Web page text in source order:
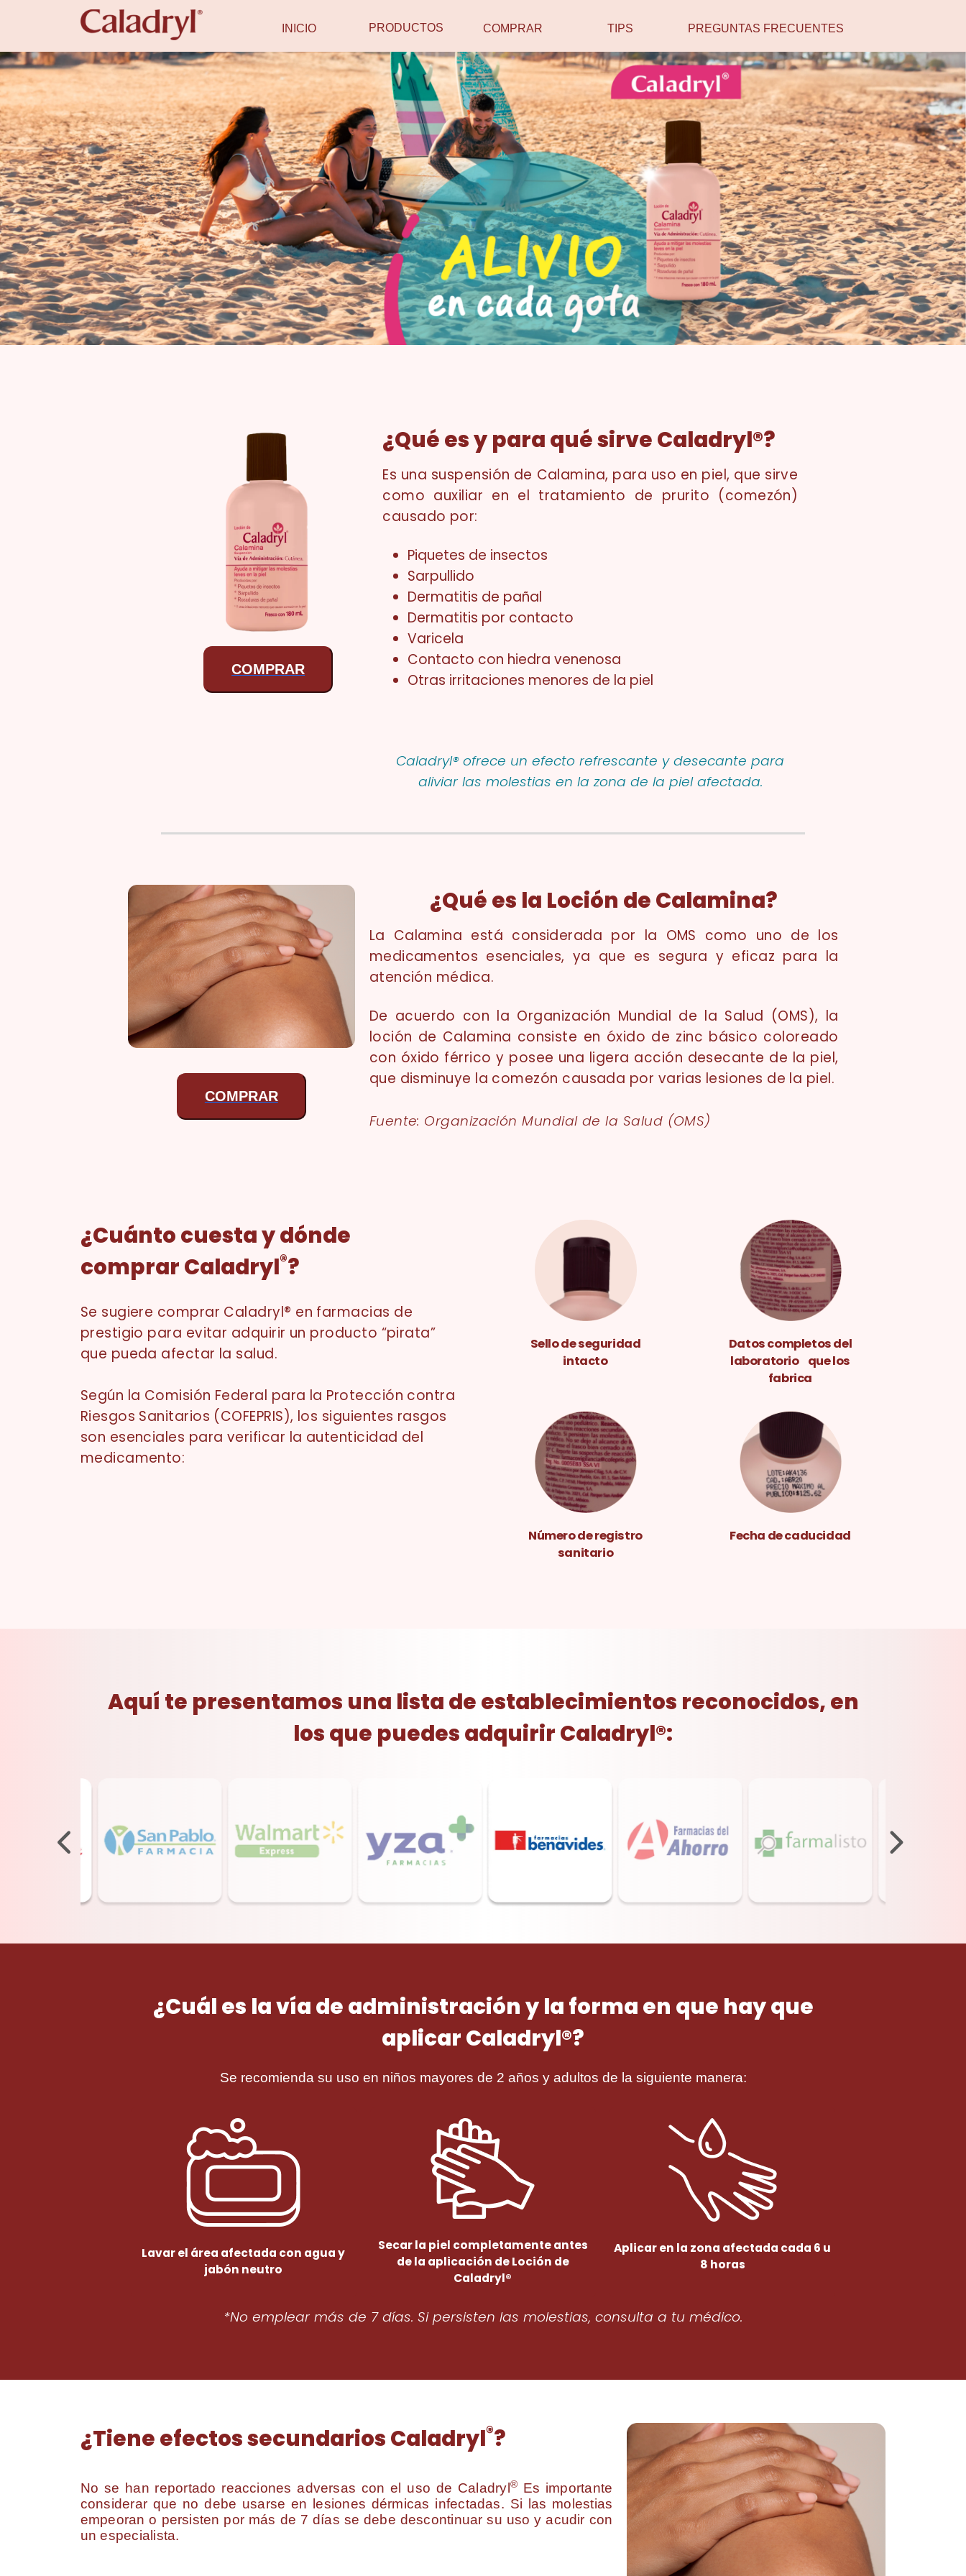
INICIO PRODUCTOS COMPRAR TIPS PREGUNTAS FRECUENTES
COMPRAR
¿Qué es y para qué sirve Caladryl®?
Es una suspensión de Calamina, para uso en piel, que sirve
como auxiliar en el tratamiento de prurito (comezón)
causado por:
Piquetes de insectos
Sarpullido
Dermatitis de pañal
Dermatitis por contacto
Varicela
Contacto con hiedra venenosa
Otras irritaciones menores de la piel
Caladryl® ofrece un efecto refrescante y desecante para
aliviar las molestias en la zona de la piel afectada.
COMPRAR
¿Qué es la Loción de Calamina?
La Calamina está considerada por la OMS como uno de los
medicamentos esenciales, ya que es segura y eficaz para la
atención médica.
De acuerdo con la Organización Mundial de la Salud (OMS), la
loción de Calamina consiste en óxido de zinc básico coloreado
con óxido férrico y posee una ligera acción desecante de la piel,
que disminuye la comezón causada por varias lesiones de la piel.
Fuente: Organización Mundial de la Salud (OMS)
¿Cuánto cuesta y dónde
comprar Caladryl®?
Se sugiere comprar Caladryl® en farmacias de
prestigio para evitar adquirir un producto “pirata”
que pueda afectar la salud.
Según la Comisión Federal para la Protección contra
Riesgos Sanitarios (COFEPRIS), los siguientes rasgos
son esenciales para verificar la autenticidad del
medicamento:
Sello de seguridad
intacto
Datos completos del
laboratorio que los
fabrica
Número de registro
sanitario
Fecha de caducidad
Aquí te presentamos una lista de establecimientos reconocidos, en
los que puedes adquirir Caladryl®:
¿Cuál es la vía de administración y la forma en que hay que
aplicar Caladryl®?
Se recomienda su uso en niños mayores de 2 años y adultos de la siguiente manera:
Lavar el área afectada con agua y
jabón neutro
Secar la piel completamente antes
de la aplicación de Loción de
Caladryl®
Aplicar en la zona afectada cada 6 u
8 horas
*No emplear más de 7 días. Si persisten las molestias, consulta a tu médico.
¿Tiene efectos secundarios Caladryl®?
No se han reportado reacciones adversas con el uso de Caladryl ® Es importante
considerar que no debe usarse en lesiones dérmicas infectadas. Si las molestias
empeoran o persisten por más de 7 días se debe descontinuar su uso y acudir con
un especialista.